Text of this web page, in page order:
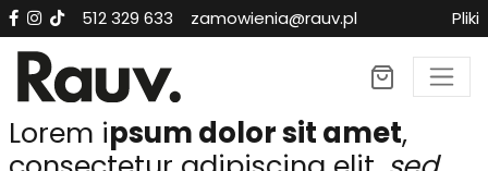
512 329 633 zamowienia@rauv.pl Pliki
Lorem ipsum dolor sit amet,